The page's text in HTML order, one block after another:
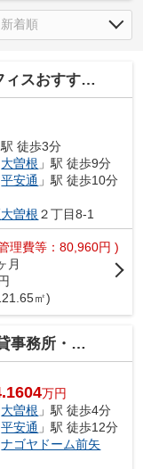
おすすめ 】
駅 徒歩3分
大曽根 」駅 徒歩9分
平安通 」駅 徒歩10分
大曽根 ２丁目8-1
理費等：80,960円 )
月
㎡)
オフィス 】
万円
大曽根 」駅 徒歩4分
平安通 」駅 徒歩12分
ナゴヤドーム前矢